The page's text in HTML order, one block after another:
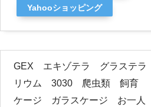
Yahooショッピング
GEX エキゾテラ グラステラ
リウム 3030 爬虫類 飼育
ケージ ガラスケージ お一人